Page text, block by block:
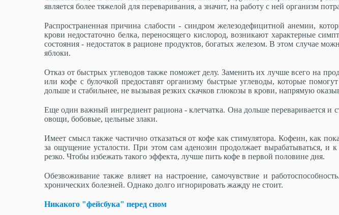
является более тяжелой для переваривания, а значит, на работу с ней организм
Распространенная причина слабости - синдром железодефицитной анемии,
крови недостаточно белка, переносящего кислород, возникают характерные
состояния - недостаток в рационе продуктов, богатых железом. В этом случае
яблоки.
Отказ от быстрых углеводов также поможет делу. Заменить их лучше всего на
или кофе с булочкой предоставят организму быстрые углеводы, которые
дольше и стабильнее, не вызывая резких скачков глюкозы в крови, напрямую
Еще один важный ингредиент рациона - клетчатка. Она дольше переваривается и
овощи, бобовые, цельные злаки.
Имеет смысл также частично отказаться от кофе как стимулятора. Кофеин, как
за ощущение усталости. При этом сам аденозин продолжает вырабатываться, и
резко. Чтобы избежать такого эффекта, лучше пить кофе в первой половине дня.
Обезвоживание также влияет на настроение, самочувствие и
хронических болезней. Однако долго игнорировать жажду не стоит.
Никакого "фейсбука" перед сном